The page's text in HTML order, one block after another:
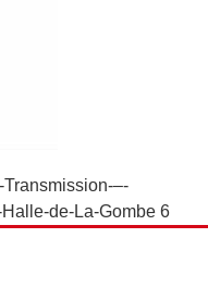
–-
de-La-Gombe 6